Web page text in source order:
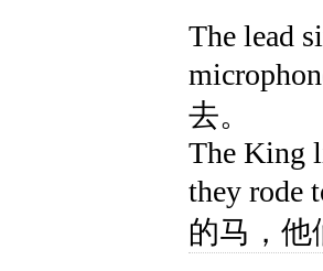
The lead
去。
The King
they rode
的马，他